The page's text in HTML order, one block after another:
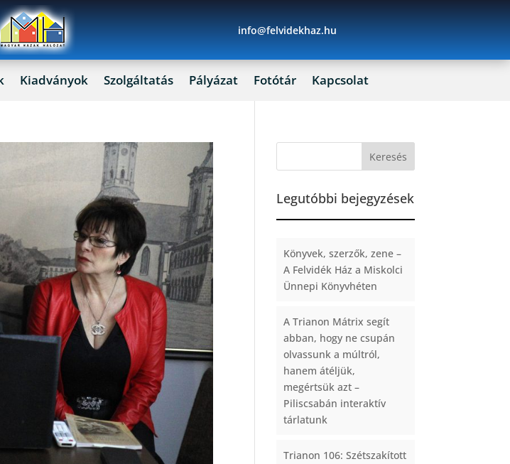
info@felvidekhaz.hu
Kiadványok Szolgáltatás Pályázat Fotótár Kapcsolat
Legutóbbi bejegyzések
Könyvek, szerzők, zene –
A Felvidék Ház a Miskolci
Ünnepi Könyvhéten
A Trianon Mátrix segít
abban, hogy ne csupán
olvassunk a múltról,
hanem átéljük,
megértsük azt –
Piliscsabán interaktív
tárlatunk
Trianon 106: Szétszakított